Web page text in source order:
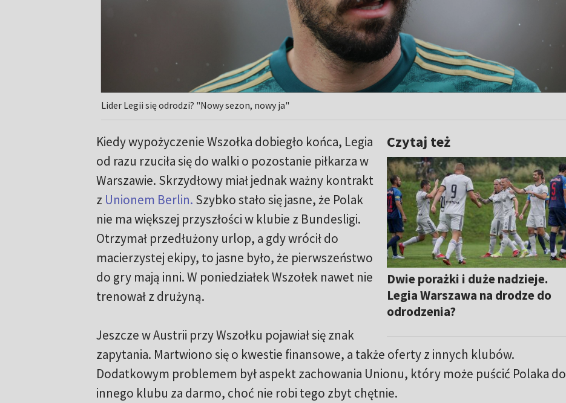
Lider Legii się odrodzi? "Nowy sezon, nowy ja"
Czytaj też
Dwie porażki i duże nadzieje.
Legia Warszawa na drodze do
odrodzenia?
Kiedy wypożyczenie Wszołka dobiegło końca, Legia
od razu rzuciła się do walki o pozostanie piłkarza w
Warszawie. Skrzydłowy miał jednak ważny kontrakt
z Unionem Berlin. Szybko stało się jasne, że Polak
nie ma większej przyszłości w klubie z Bundesligi.
Otrzymał przedłużony urlop, a gdy wrócił do
macierzystej ekipy, to jasne było, że pierwszeństwo
do gry mają inni. W poniedziałek Wszołek nawet nie
trenował z drużyną.
Jeszcze w Austrii przy Wszołku pojawiał się znak
zapytania. Martwiono się o kwestie finansowe, a także oferty z innych klubów.
Dodatkowym problemem był aspekt zachowania Unionu, który może puścić Polaka do
innego klubu za darmo, choć nie robi tego zbyt chętnie.